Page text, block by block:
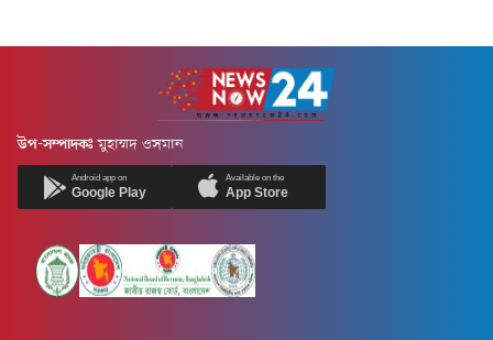
উপ-সম্পাদকঃ মুহাম্মদ ওসমান
Android app on
Google Play
Available on the
App Store